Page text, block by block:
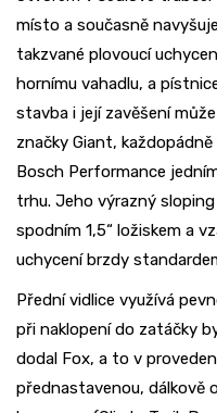
místo a současně
takzvané plovoucí
hornímu vahadlu, a
stavba i její zavěšení
značky Giant,
Bosch Performance
trhu. Jeho výrazný
spodním 1,5“ ložiskem a
uchycení brzdy
Přední vidlice využívá
při naklopení do zatáčky
dodal Fox, a to v
přednastavenou, dálkově